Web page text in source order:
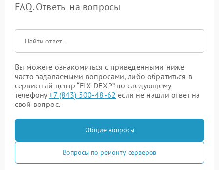
FAQ. Ответы на вопросы
Вы можете ознакомиться с приведенными ниже
часто задаваемыми вопросами, либо обратиться в
сервисный центр “FIX-DEXP” по следующему
телефону+7 (843) 500-48-62 если не нашли ответ на
свой вопрос.
Общие вопросы
Вопросы по ремонту серверов